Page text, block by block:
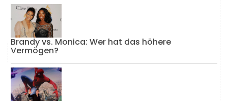
Brandy vs. Monica: Wer hat das höhere
Vermögen?